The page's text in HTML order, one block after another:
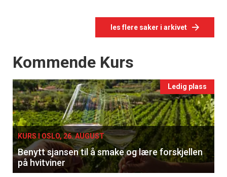
les flere saker i arkivet
Events
Kommende Kurs
Ledig plass
KURS I OSLO, 26. AUGUST
Benytt sjansen til å smake og lære forskjellen
på hvitviner